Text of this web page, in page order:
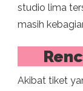
studio lima
masih
Akibat tiket